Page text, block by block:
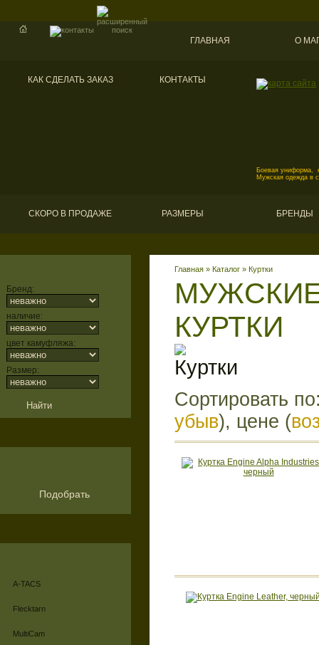
ГЛАВНАЯ О
КАК СДЕЛАТЬ ЗАКАЗ КОНТАКТЫ
Боевая униформа,
Мужская одежда в
СКОРО В ПРОДАЖЕ РАЗМЕРЫ БРЕНДЫ
Бренд:
наличие:
цвет камуфляжа:
Размер:
Подобрать
A-TACS
Flecktarn
MultiCam
КУРТКИ
Главная » Каталог » Куртки
Сортировать
убыв), цене (